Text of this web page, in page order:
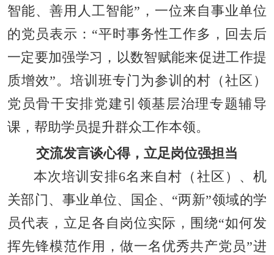
智能、善用人工智能”，一位来自事业单位
的党员表示：“平时事务性工作多，回去后
一定要加强学习，以数智赋能来促进工作提
质增效”。培训班专门为参训的村（社区）
党员骨干安排党建引领基层治理专题辅导
课，帮助学员提升群众工作本领。
交流发言谈心得，立足岗位强担当
本次培训安排6名来自村（社区）、机
关部门、事业单位、国企、“两新”领域的学
员代表，立足各自岗位实际，围绕“如何发
挥先锋模范作用，做一名优秀共产党员”进